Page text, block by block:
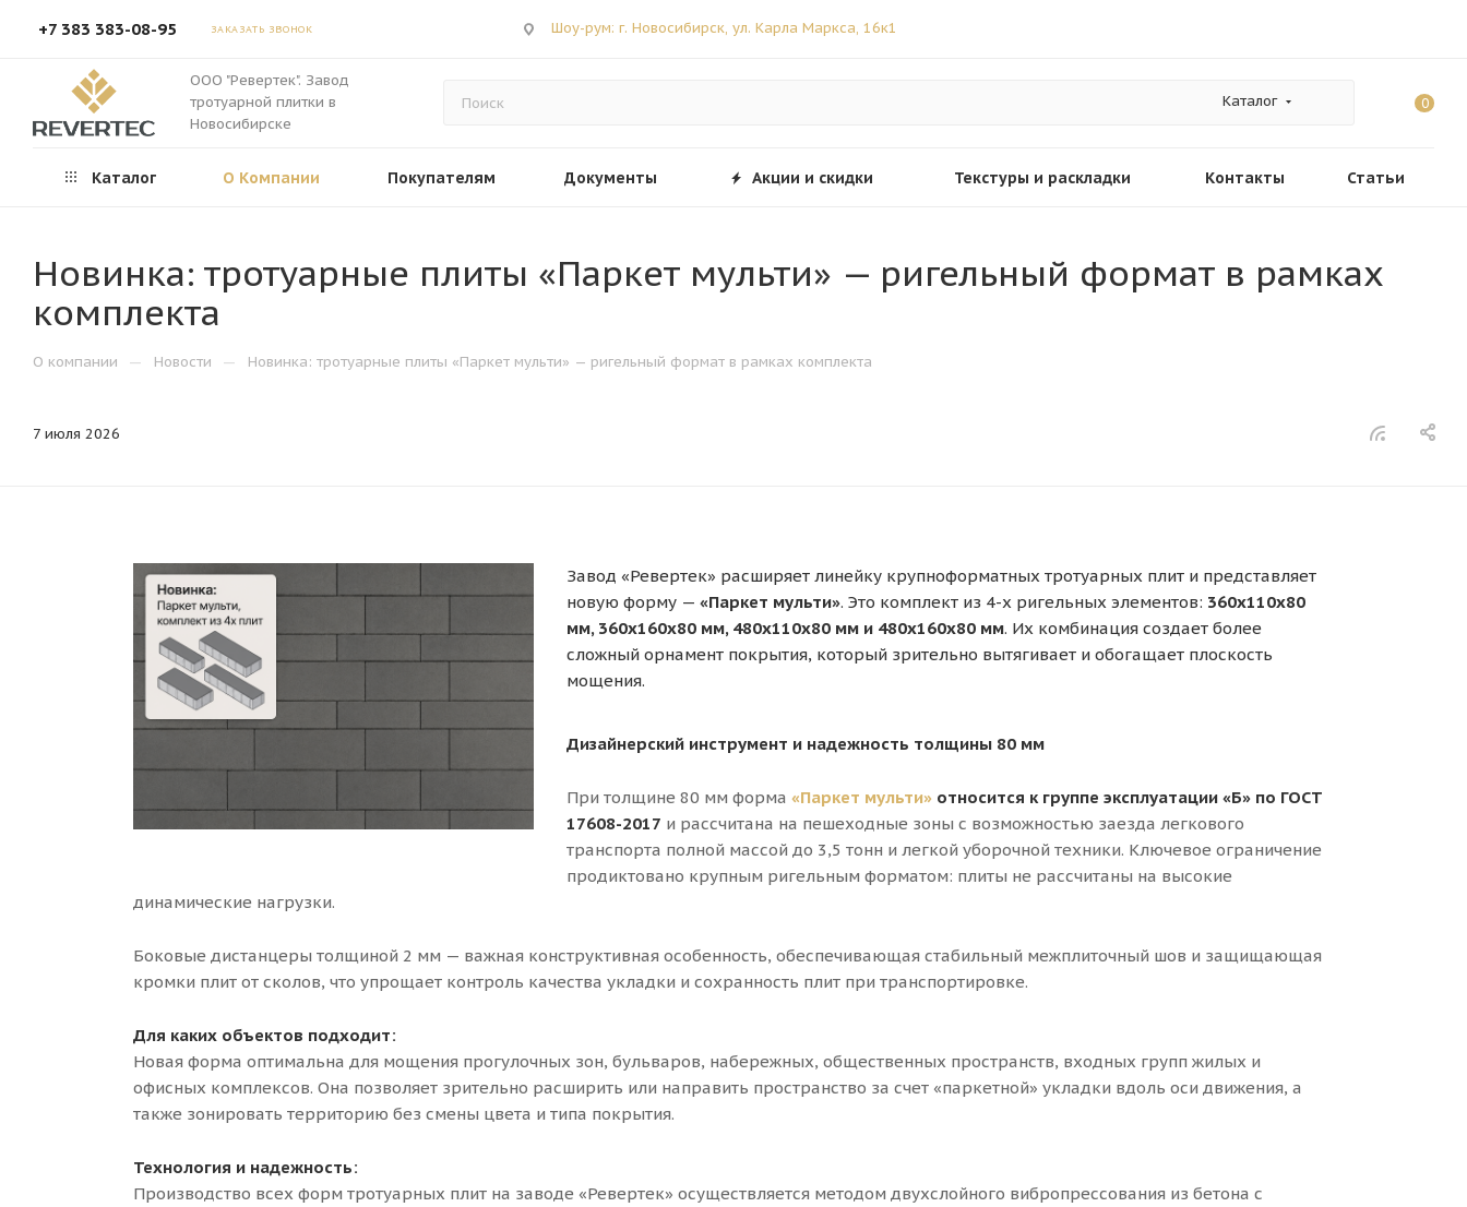
+7 383 383-08-95 ЗАКАЗАТЬ ЗВОНОК Шоу-рум: г. Новосибирск, ул. Карла Маркса, 16к1
ООО "Ревертек". Завод
тротуарной плитки в
Новосибирске
Каталог 0
Каталог О Компании Покупателям Документы Акции и скидки Текстуры и раскладки Контакты Статьи
Новинка: тротуарные плиты «Паркет мульти» — ригельный формат в рамках
комплекта
О компании — Новости — Новинка: тротуарные плиты «Паркет мульти» — ригельный формат в рамках комплекта
7 июля 2026
Завод «Ревертек» расширяет линейку крупноформатных тротуарных плит и представляет
новую форму — «Паркет мульти». Это комплект из 4-х ригельных элементов: 360x110x80
мм, 360x160x80 мм, 480x110x80 мм и 480x160x80 мм. Их комбинация создает более
сложный орнамент покрытия, который зрительно вытягивает и обогащает плоскость
мощения.
Дизайнерский инструмент и надежность толщины 80 мм
При толщине 80 мм форма «Паркет мульти» относится к группе эксплуатации «Б» по ГОСТ
17608-2017 и рассчитана на пешеходные зоны с возможностью заезда легкового
транспорта полной массой до 3,5 тонн и легкой уборочной техники. Ключевое ограничение
продиктовано крупным ригельным форматом: плиты не рассчитаны на высокие
динамические нагрузки.
Боковые дистанцеры толщиной 2 мм — важная конструктивная особенность, обеспечивающая стабильный межплиточный шов и защищающая
кромки плит от сколов, что упрощает контроль качества укладки и сохранность плит при транспортировке.
Для каких объектов подходит:
Новая форма оптимальна для мощения прогулочных зон, бульваров, набережных, общественных пространств, входных групп жилых и
офисных комплексов. Она позволяет зрительно расширить или направить пространство за счет «паркетной» укладки вдоль оси движения, а
также зонировать территорию без смены цвета и типа покрытия.
Технология и надежность:
Производство всех форм тротуарных плит на заводе «Ревертек» осуществляется методом двухслойного вибропрессования из бетона с